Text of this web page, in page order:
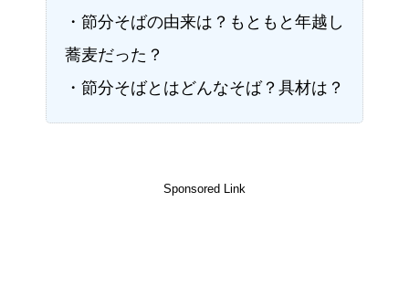
・節分そばの由来は？もともと年越し
蕎麦だった？
・節分そばとはどんなそば？具材は？
Sponsored Link